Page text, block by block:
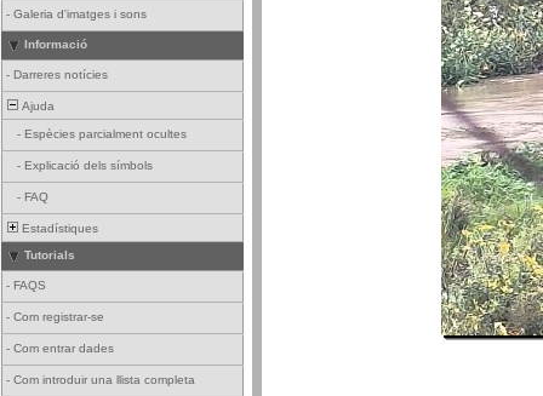
- Galeria d'imatges i sons
Informació
- Darreres notícies
Ajuda
- Espècies parcialment ocultes
- Explicació dels símbols
- FAQ
Estadístiques
Tutorials
- FAQS
- Com registrar-se
- Com entrar dades
- Com introduir una llista completa